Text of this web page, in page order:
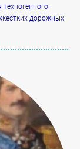
дорожных